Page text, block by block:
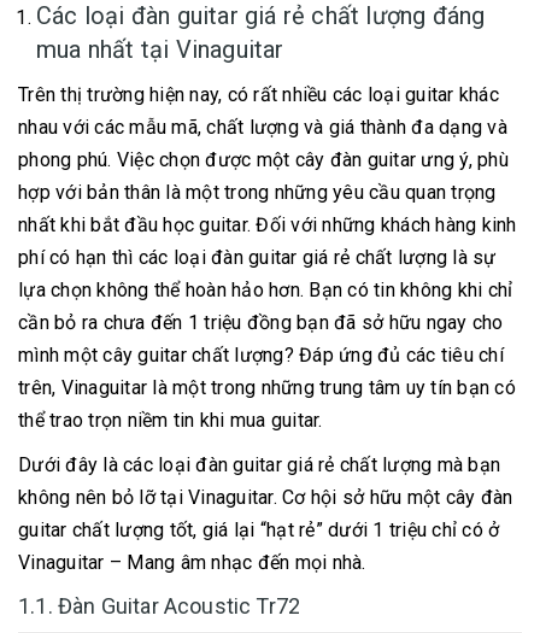
Các loại đàn guitar giá rẻ chất lượng đáng
mua nhất tại Vinaguitar
Trên thị trường hiện nay, có rất nhiều các loại guitar khác
nhau với các mẫu mã, chất lượng và giá thành đa dạng và
phong phú. Việc chọn được một cây đàn guitar ưng ý, phù
hợp với bản thân là một trong những yêu cầu quan trọng
nhất khi bắt đầu học guitar. Đối với những khách hàng kinh
phí có hạn thì các loại đàn guitar giá rẻ chất lượng là sự
lựa chọn không thể hoàn hảo hơn. Bạn có tin không khi chỉ
cần bỏ ra chưa đến 1 triệu đồng bạn đã sở hữu ngay cho
mình một cây guitar chất lượng? Đáp ứng đủ các tiêu chí
trên, Vinaguitar là một trong những trung tâm uy tín bạn có
thể trao trọn niềm tin khi mua guitar.
Dưới đây là các loại đàn guitar giá rẻ chất lượng mà bạn
không nên bỏ lỡ tại Vinaguitar. Cơ hội sở hữu một cây đàn
guitar chất lượng tốt, giá lại “hạt rẻ” dưới 1 triệu chỉ có ở
Vinaguitar – Mang âm nhạc đến mọi nhà.
1.1. Đàn Guitar Acoustic Tr72